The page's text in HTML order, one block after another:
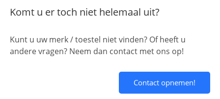
Komt u er toch niet helemaal uit?
Kunt u uw merk / toestel niet vinden? Of heeft u
andere vragen? Neem dan contact met ons op!
Contact opnemen!